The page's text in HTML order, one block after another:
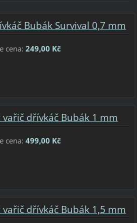
Bubák Survival 0,7 mm
cena: 249,00 Kč
vařič dřívkáč Bubák 1 mm
cena: 499,00 Kč
dřívkáč Bubák 1,5 mm